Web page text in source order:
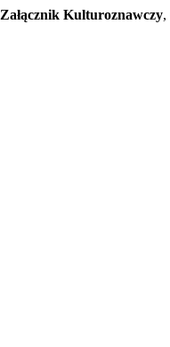
Załącznik Kulturoznawczy,